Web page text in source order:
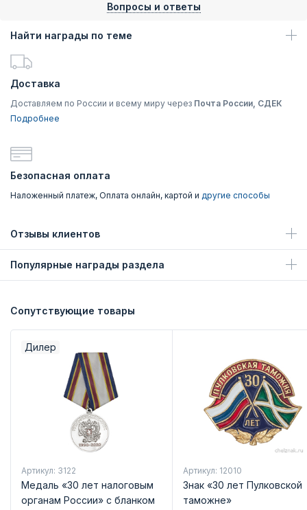
Вопросы и ответы
Найти награды по теме
Доставка
Доставляем по России и всему миру через Почта России, СДЕК
Подробнее
Безопасная оплата
Наложенный платеж, Оплата онлайн, картой и другие способы
Отзывы клиентов
Популярные награды раздела
Сопутствующие товары
Дилер
Артикул: 3122
Медаль «30 лет налоговым
органам России» с бланком
Артикул: 12010
Знак «30 лет Пулковской
таможне»